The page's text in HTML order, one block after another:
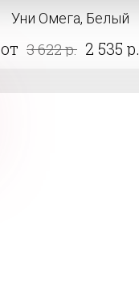
Уни Омега, Белый
от 3 622 р. 2 535 р.